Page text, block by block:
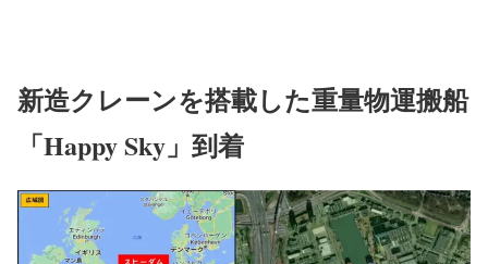
新造クレーンを搭載した重量物運搬船
「Happy Sky」到着